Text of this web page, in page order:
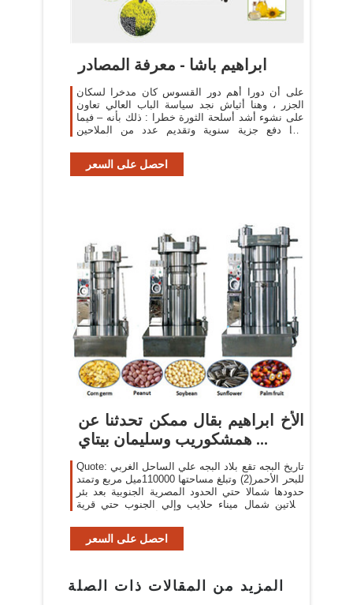
ابراهيم باشا - معرفة المصادر
على أن دورا أهم دور القسوس كان مدخرا لسكان
الجزر ، وهنا أثياش نجد سياسة الباب العالي تعاون
على نشوء أشد أسلحة الثورة خطرا : ذلك بأنه – فيما
عدا دفع جزية سنوية وتقديم عدد من الملاحين
احصل على السعر
الأخ ابراهيم بقال ممكن تحدثنا عن
همشكوريب وسليمان بيتاي ...
Quote: تاريخ البجه تقع بلاد البجه علي الساحل الغربي
للبحر الأحمر(2) وتبلغ مساحتها 110000ميل مربع وتمتد
حدودها شمالا حتي الحدود المصرية الجنوبية بعد بئر
شلاتين شمال ميناء حلايب وإلي الجنوب حتي قرية
احصل على السعر
المزيد من المقالات ذات الصلة